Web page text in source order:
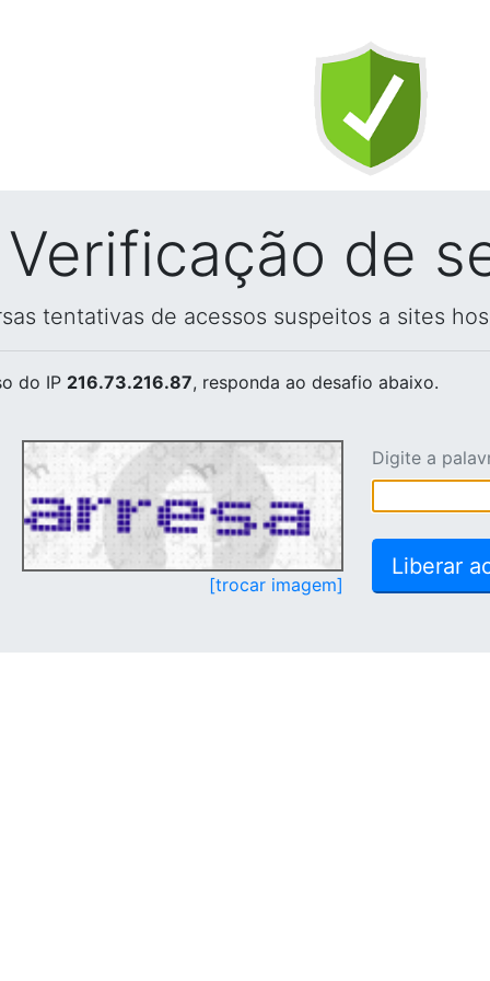
Verificação de
tentativas de acessos suspeitos a sites
do IP 216.73.216.87, responda ao desafio abaixo.
[trocar imagem]
Digite a